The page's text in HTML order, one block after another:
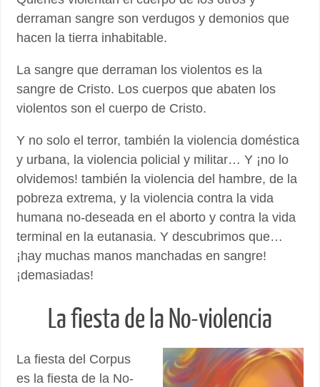
derraman sangre son verdugos y demonios que
hacen la tierra inhabitable.
La sangre que derraman los violentos es la
sangre de Cristo. Los cuerpos que abaten los
violentos son el cuerpo de Cristo.
Y no solo el terror, también la violencia doméstica
y urbana, la violencia policial y militar… Y ¡no lo
olvidemos! también la violencia del hambre, de la
pobreza extrema, y la violencia contra la vida
humana no-deseada en el aborto y contra la vida
terminal en la eutanasia. Y descubrimos que…
¡hay muchas manos manchadas en sangre!
¡demasiadas!
La fiesta de la No-violencia
La fiesta del Corpus
es la fiesta de la No-